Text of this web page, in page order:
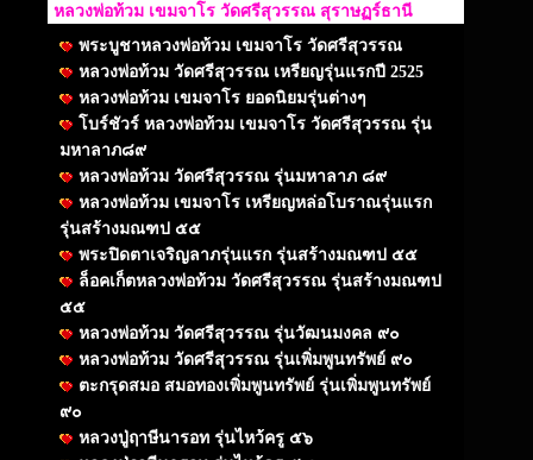
หลวงพ่อท้วม เขมจาโร วัดศรีสุวรรณ สุราษฏร์ธานี
พระบูชาหลวงพ่อท้วม เขมจาโร วัดศรีสุวรรณ
หลวงพ่อท้วม วัดศรีสุวรรณ เหรียญรุ่นแรกปี 2525
หลวงพ่อท้วม เขมจาโร ยอดนิยมรุ่นต่างๆ
โบร์ชัวร์ หลวงพ่อท้วม เขมจาโร วัดศรีสุวรรณ รุ่น
มหาลาภ๘๙
หลวงพ่อท้วม วัดศรีสุวรรณ รุ่นมหาลาภ ๘๙
หลวงพ่อท้วม เขมจาโร เหรียญหล่อโบราณรุ่นแรก
รุ่นสร้างมณฑป ๕๕
พระปิดตาเจริญลาภรุ่นแรก รุ่นสร้างมณฑป ๕๕
ล็อคเก็ตหลวงพ่อท้วม วัดศรีสุวรรณ รุ่นสร้างมณฑป
๕๕
หลวงพ่อท้วม วัดศรีสุวรรณ รุ่นวัฒนมงคล ๙๐
หลวงพ่อท้วม วัดศรีสุวรรณ รุ่นเพิ่มพูนทรัพย์ ๙๐
ตะกรุดสมอ สมอทองเพิ่มพูนทรัพย์ รุ่นเพิ่มพูนทรัพย์
๙๐
หลวงปู่ฤาษีนารอท รุ่นไหว้ครู ๕๖